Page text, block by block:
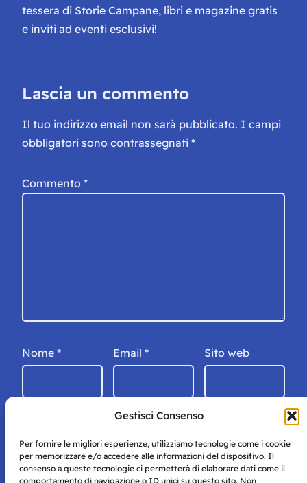
Gestisci Consenso
Per fornire le migliori esperienze, utilizziamo tecnologie come i cookie
per memorizzare e/o accedere alle informazioni del dispositivo. Il
consenso a queste tecnologie ci permetterà di elaborare dati come il
comportamento di navigazione o ID unici su questo sito. Non
tessera di Storie Campane, libri e magazine gratis
e inviti ad eventi esclusivi!
Lascia un commento
Il tuo indirizzo email non sarà pubblicato. I campi
obbligatori sono contrassegnati *
Commento *
Nome * Email * Sito web